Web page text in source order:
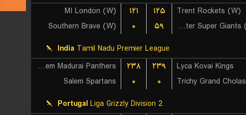
MI London (W)
۱۲۱ ۱۲۵ Trent Rockets (W)
Southern Brave (W)
۰ ۵۹ Manchester Super Giants (W)
India Tamil Nadu Premier League
Siechem Madurai Panthers
۲۳۸ ۲۳۹ Lyca Kovai Kings
Salem Spartans
۰ ۰ Trichy Grand Cholas
Portugal Liga Grizzly Division 2